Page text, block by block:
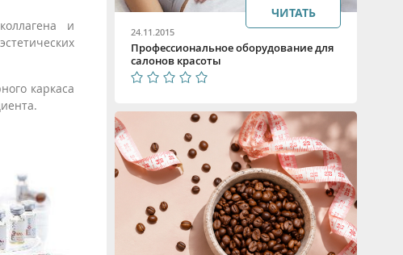
и
каркаса
24.11.2015
Профессиональное оборудование для
салонов красоты
ЧИТАТЬ